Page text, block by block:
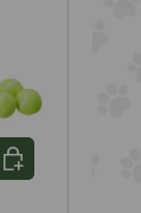
Scegli opzioni